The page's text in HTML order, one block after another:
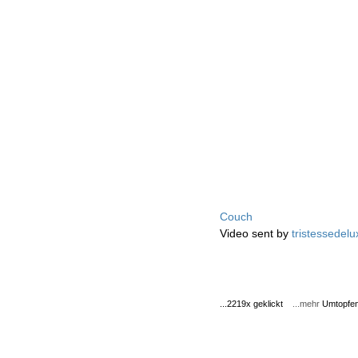
Couch
Video sent by
...2219x geklickt ...mehr